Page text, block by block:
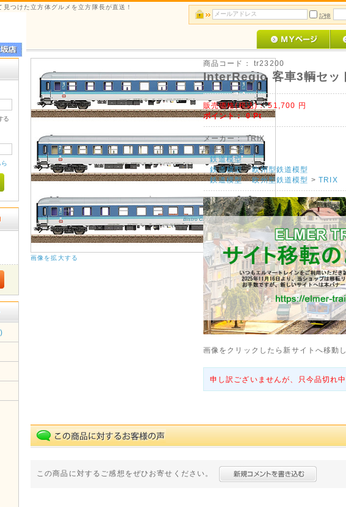
つけた立方体グルメを立方隊長が直送！
記憶
る
画像を拡大する
商品コード： tr23200
InterRegio 客車3輌セッ
販売価格(税込)： 51,700 円
ポイント：0Pt
メーカー： TRIX
関連カテゴリ：
鉄道模型
鉄道模型>欧州型鉄道模型
鉄道模型>欧州型鉄道模型 >TRIX
画像をクリックしたら新サイトへ移動し
申し訳ございませんが、只今品切れ中
この商品に対するご感想をぜひお寄せください。